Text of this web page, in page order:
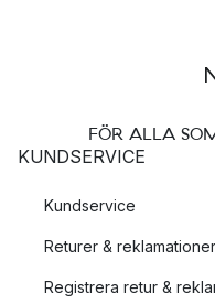
FÖR ALLA
KUNDSERVICE
Kundservice
Returer & reklamationer
Registrera retur &